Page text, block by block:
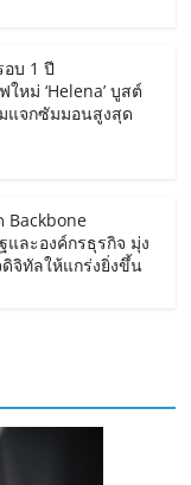
บ 1 ปี
หม่ ‘Helena’ บูสต์
แจกซัมมอนสูงสุด
Backbone
ละองค์กรธุรกิจ มุ่ง
ดิจิทัลให้แกร่งยิ่งขึ้น